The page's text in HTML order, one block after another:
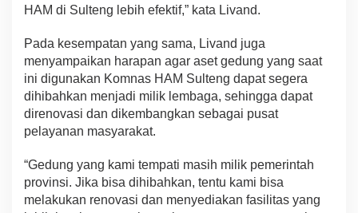
HAM di Sulteng lebih efektif,” kata Livand.
Pada kesempatan yang sama, Livand juga
menyampaikan harapan agar aset gedung yang saat
ini digunakan Komnas HAM Sulteng dapat segera
dihibahkan menjadi milik lembaga, sehingga dapat
direnovasi dan dikembangkan sebagai pusat
pelayanan masyarakat.
“Gedung yang kami tempati masih milik pemerintah
provinsi. Jika bisa dihibahkan, tentu kami bisa
melakukan renovasi dan menyediakan fasilitas yang